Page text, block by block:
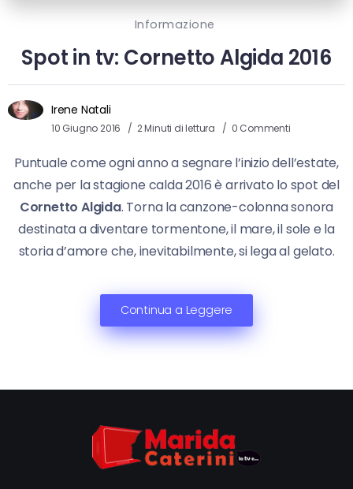
Informazione
Spot in tv: Cornetto Algida 2016
Irene Natali
10 Giugno 2016 2 Minuti di lettura 0 Commenti
Puntuale come ogni anno a segnare l’inizio dell’estate,
anche per la stagione calda 2016 è arrivato lo spot del
Cornetto Algida. Torna la canzone-colonna sonora
destinata a diventare tormentone, il mare, il sole e la
storia d’amore che, inevitabilmente, si lega al gelato.
Continua a Leggere